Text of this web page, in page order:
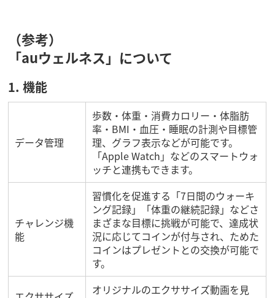
（参考）
「auウェルネス」について
1. 機能
データ管理
歩数・体重・消費カロリー・体脂肪
率・BMI・血圧・睡眠の計測や目標管
理、グラフ表示などが可能です。
「Apple Watch」などのスマートウォ
ッチと連携もできます。
チャレンジ機
能
習慣化を促進する「7日間のウォーキ
ング記録」「体重の継続記録」などさ
まざまな目標に挑戦が可能で、達成状
況に応じてコインが付与され、ためた
コインはプレゼントとの交換が可能で
す。
オリジナルのエクササイズ動画を見